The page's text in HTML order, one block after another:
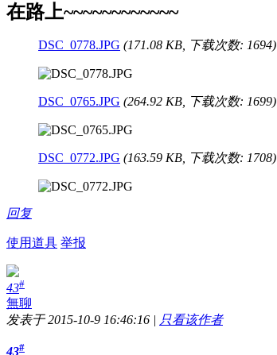
在路上~~~~~~~~~~~~
DSC_0778.JPG (171.08 KB, 下载次数: 1694)
DSC_0765.JPG (264.92 KB, 下载次数: 1699)
DSC_0772.JPG (163.59 KB, 下载次数: 1708)
回复
使用道具 举报
43#
無聊
发表于 2015-10-9 16:46:16 | 只看该作者
43#